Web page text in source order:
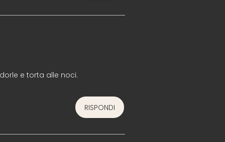
e torta alle noci.
RISPONDI